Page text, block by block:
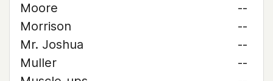
Moore
--
Morrison
--
Mr. Joshua
--
Muller
--